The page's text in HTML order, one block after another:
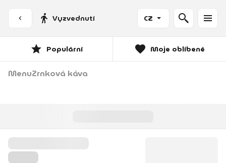
Vyzvednutí CZ
Populární Moje oblíbené
MenuZrnková káva